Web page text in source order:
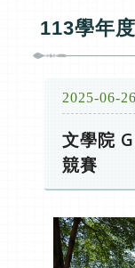
113學年度
2025-06-26
文學院
競賽